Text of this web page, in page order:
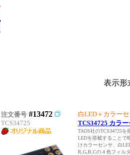
表示形
注文番号 #13472
TCS34725
白LED＋カラー
TCS34725 カラ
TAOS社のTCS34725
LEDを搭載することで
けカラーセンサ、白
R,G,B,Cの４色フィル